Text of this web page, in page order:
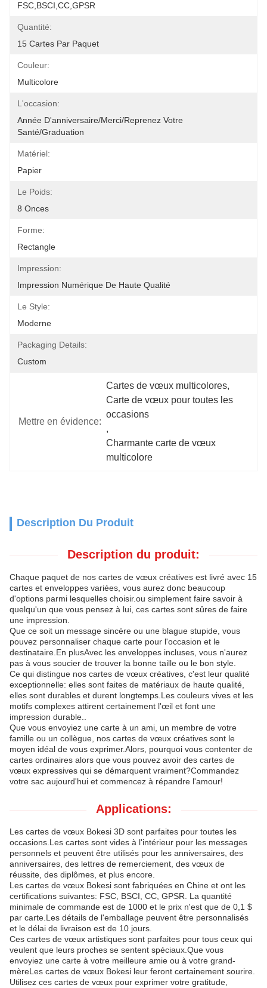
FSC,BSCI,CC,GPSR
Quantité:
15 Cartes Par Paquet
Couleur:
Multicolore
L'occasion:
Année D'anniversaire/Merci/Reprenez Votre
Santé/Graduation
Matériel:
Papier
Le Poids:
8 Onces
Forme:
Rectangle
Impression:
Impression Numérique De Haute Qualité
Le Style:
Moderne
Packaging Details:
Custom
Mettre en évidence:
Cartes de vœux multicolores,
Carte de vœux pour toutes les
occasions
,
Charmante carte de vœux
multicolore
Description Du Produit
Description du produit:
Chaque paquet de nos cartes de vœux créatives est livré avec 15
cartes et enveloppes variées, vous aurez donc beaucoup
d'options parmi lesquelles choisir.ou simplement faire savoir à
quelqu'un que vous pensez à lui, ces cartes sont sûres de faire
une impression.
Que ce soit un message sincère ou une blague stupide, vous
pouvez personnaliser chaque carte pour l'occasion et le
destinataire.En plusAvec les enveloppes incluses, vous n'aurez
pas à vous soucier de trouver la bonne taille ou le bon style.
Ce qui distingue nos cartes de vœux créatives, c'est leur qualité
exceptionnelle: elles sont faites de matériaux de haute qualité,
elles sont durables et durent longtemps.Les couleurs vives et les
motifs complexes attirent certainement l'œil et font une
impression durable..
Que vous envoyiez une carte à un ami, un membre de votre
famille ou un collègue, nos cartes de vœux créatives sont le
moyen idéal de vous exprimer.Alors, pourquoi vous contenter de
cartes ordinaires alors que vous pouvez avoir des cartes de
vœux expressives qui se démarquent vraiment?Commandez
votre sac aujourd'hui et commencez à répandre l'amour!
Applications:
Les cartes de vœux Bokesi 3D sont parfaites pour toutes les
occasions.Les cartes sont vides à l'intérieur pour les messages
personnels et peuvent être utilisés pour les anniversaires, des
anniversaires, des lettres de remerciement, des vœux de
réussite, des diplômes, et plus encore.
Les cartes de vœux Bokesi sont fabriquées en Chine et ont les
certifications suivantes: FSC, BSCI, CC, GPSR. La quantité
minimale de commande est de 1000 et le prix n'est que de 0,1 $
par carte.Les détails de l'emballage peuvent être personnalisés
et le délai de livraison est de 10 jours.
Ces cartes de vœux artistiques sont parfaites pour tous ceux qui
veulent que leurs proches se sentent spéciaux.Que vous
envoyiez une carte à votre meilleure amie ou à votre grand-
mèreLes cartes de vœux Bokesi leur feront certainement sourire.
Utilisez ces cartes de vœux pour exprimer votre gratitude,